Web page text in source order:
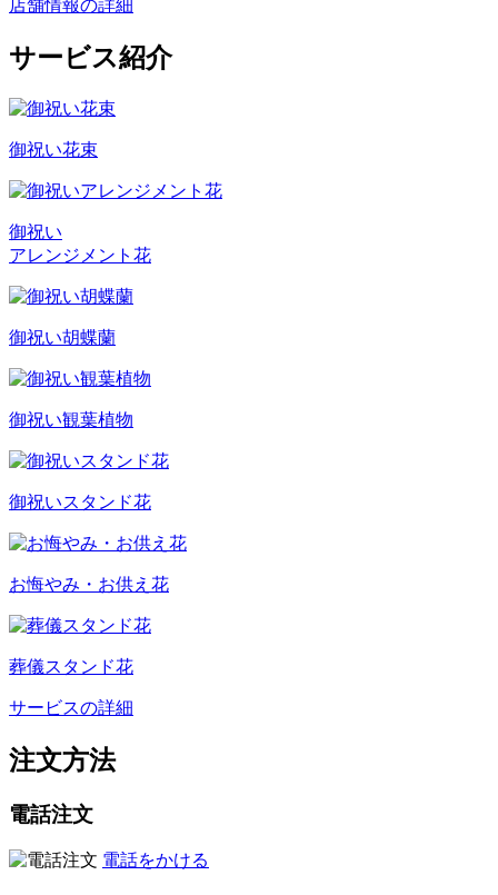
店舗情報の詳細
サービス紹介
御祝い花束
御祝い
アレンジメント花
御祝い胡蝶蘭
御祝い観葉植物
御祝いスタンド花
お悔やみ・お供え花
葬儀スタンド花
サービスの詳細
注文方法
電話注文
電話をかける